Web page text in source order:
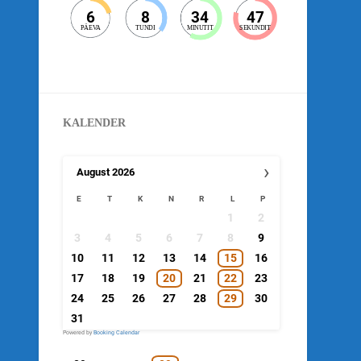
6
PÄEVA
8
TUNDI
34
MINUTIT
47
SEKUNDIT
KALENDER
›
August 2026
E T K N R L P
1
2
3
4 5 6 7 8
9
10
11 12 13 14 15
16
17
18 19 20 21 22
23
24
25 26 27 28 29
30
31
Powered by Booking Calendar